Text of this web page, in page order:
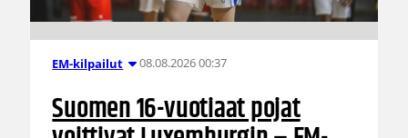
EM-kilpailut 08.08.2026 00:37
Suomen 16-vuotiaat pojat